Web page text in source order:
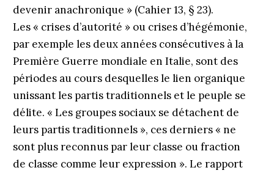
devenir anachronique » (Cahier 13, § 23).
Les « crises d’autorité » ou crises d’hégémonie,
par exemple les deux années consécutives à la
Première Guerre mondiale en Italie, sont des
périodes au cours desquelles le lien organique
unissant les partis traditionnels et le peuple se
délite. « Les groupes sociaux se détachent de
leurs partis traditionnels », ces derniers « ne
sont plus reconnus par leur classe ou fraction
de classe comme leur expression ». Le rapport